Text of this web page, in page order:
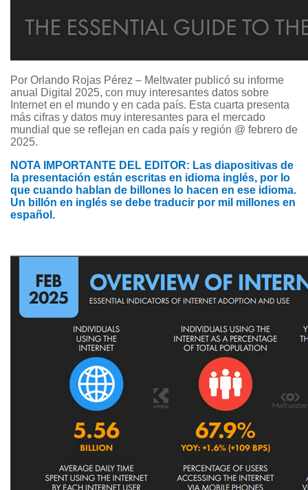
Por Orlando Rojas Pérez – Meltwater publicó su informe
anual Digital 2025, con muy interesantes datos sobre
Internet en el mundo y en cada país. Esta cuarta presenta
más cifras y datos muy interesantes para el mercado
mundial que se reflejan en cada país y región @ febrero de
2025.
NOTA IMPORTANTE DEL EDITOR: Las diapositivas de
la presentación están escritas en idioma inglés, por lo
que cuando hablan de billones lo hacen en ese idioma.
Un billón en inglés se debe traducir por mil millones en
español.